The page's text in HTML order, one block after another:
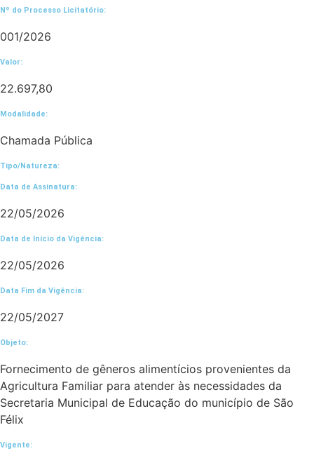
Nº do Processo Licitatório:
001/2026
Valor:
22.697,80
Modalidade:
Chamada Pública
Tipo/Natureza:
Data de Assinatura:
22/05/2026
Data de Início da Vigência:
22/05/2026
Data Fim da Vigência:
22/05/2027
Objeto:
Fornecimento de gêneros alimentícios provenientes da
Agricultura Familiar para atender às necessidades da
Secretaria Municipal de Educação do município de São
Félix
Vigente: